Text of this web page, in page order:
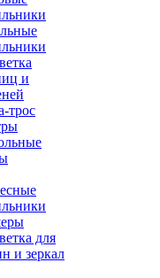
и
трос
для
и зеркал